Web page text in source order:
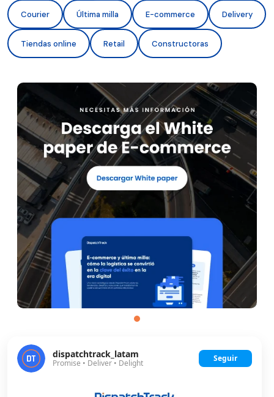
Courier Última milla E-commerce Delivery
Tiendas online Retail Constructoras
dispatchtrack_latam
Promise • Deliver • Delight Seguir